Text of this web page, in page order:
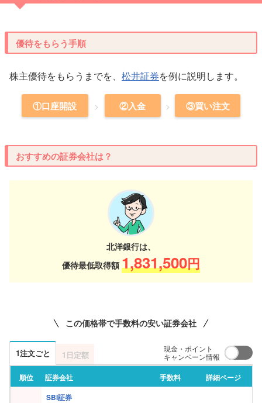
優待をもらう手順
株主優待をもらうまでを、 松井証券を例に説明します。
①口座開設 ②入金 ③買い注文
おすすめの証券会社は？
北洋銀行は、
優待最低取得額1,831,500円
この価格帯で手数料の安い証券会社
1注文ごと 1日定額
現金・ポイント
キャンペーン情報
順位 証券会社 手数料
詳細ページ
SBI証券